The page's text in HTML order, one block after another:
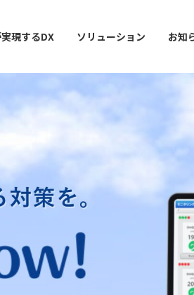
現するDX ソリューション
情シスDX ASSIST+
お知